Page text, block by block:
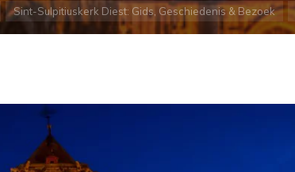
Sint-Sulpitiuskerk Diest: Gids, Geschiedenis & Bezoek